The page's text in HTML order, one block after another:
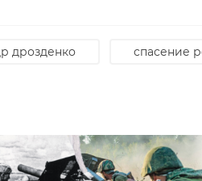
дрозденко спасение